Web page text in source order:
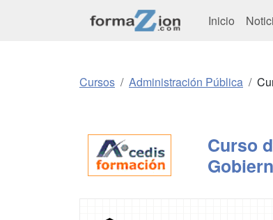
Inicio
Cursos Administración Pública
Curso